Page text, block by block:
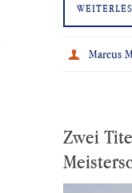
Marcus
Zwei